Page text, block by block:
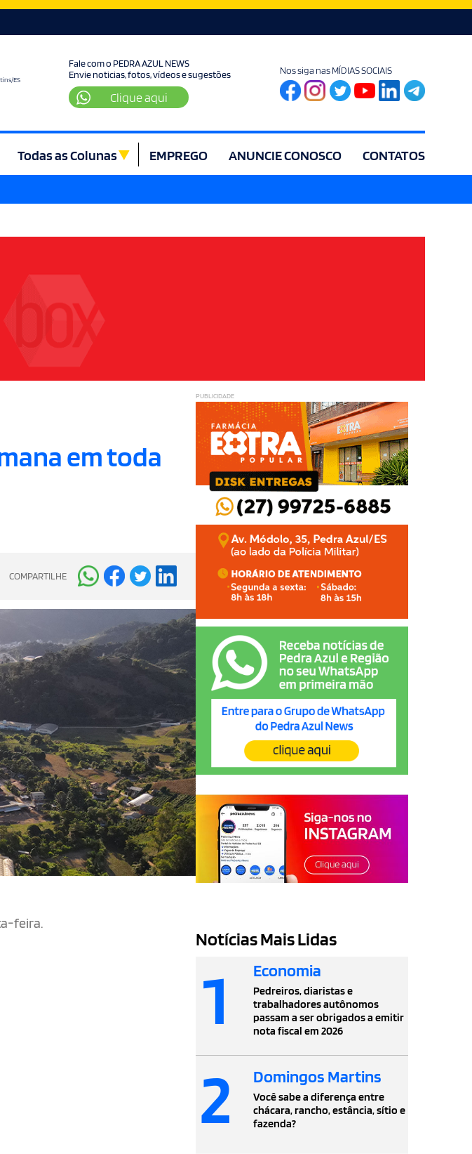
ES
Fale com o PEDRA AZUL NEWS
Envie noticias, fotos, vídeos e sugestões
Clique aqui
Nos siga nas MÍDIAS SOCIAIS
Todas as Colunas EMPREGO ANUNCIE CONOSCO CONTATOS
em toda
COMPARTILHE
feira.
PUBLICIDADE
Notícias Mais Lidas
1 Economia
Pedreiros, diaristas e
trabalhadores autônomos
passam a ser obrigados a emitir
nota fiscal em 2026
2 Domingos Martins
Você sabe a diferença entre
chácara, rancho, estância, sítio e
fazenda?